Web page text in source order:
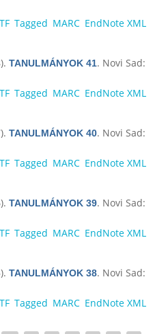
Tagged MARC EndNote XML
TANULMÁNYOK 41. Novi Sad:
Tagged MARC EndNote XML
TANULMÁNYOK 40. Novi Sad:
Tagged MARC EndNote XML
TANULMÁNYOK 39. Novi Sad:
Tagged MARC EndNote XML
TANULMÁNYOK 38. Novi Sad:
Tagged MARC EndNote XML